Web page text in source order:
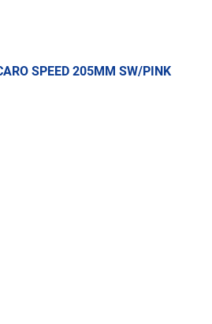
SPEED 205MM SW/PINK